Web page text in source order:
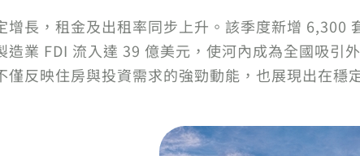
長，租金及出租率同步上升。該季度新增 6,300
業 FDI 流入達 39 億美元，使河內成為全國吸引
反映住房與投資需求的強勁動能，也展現出在穩